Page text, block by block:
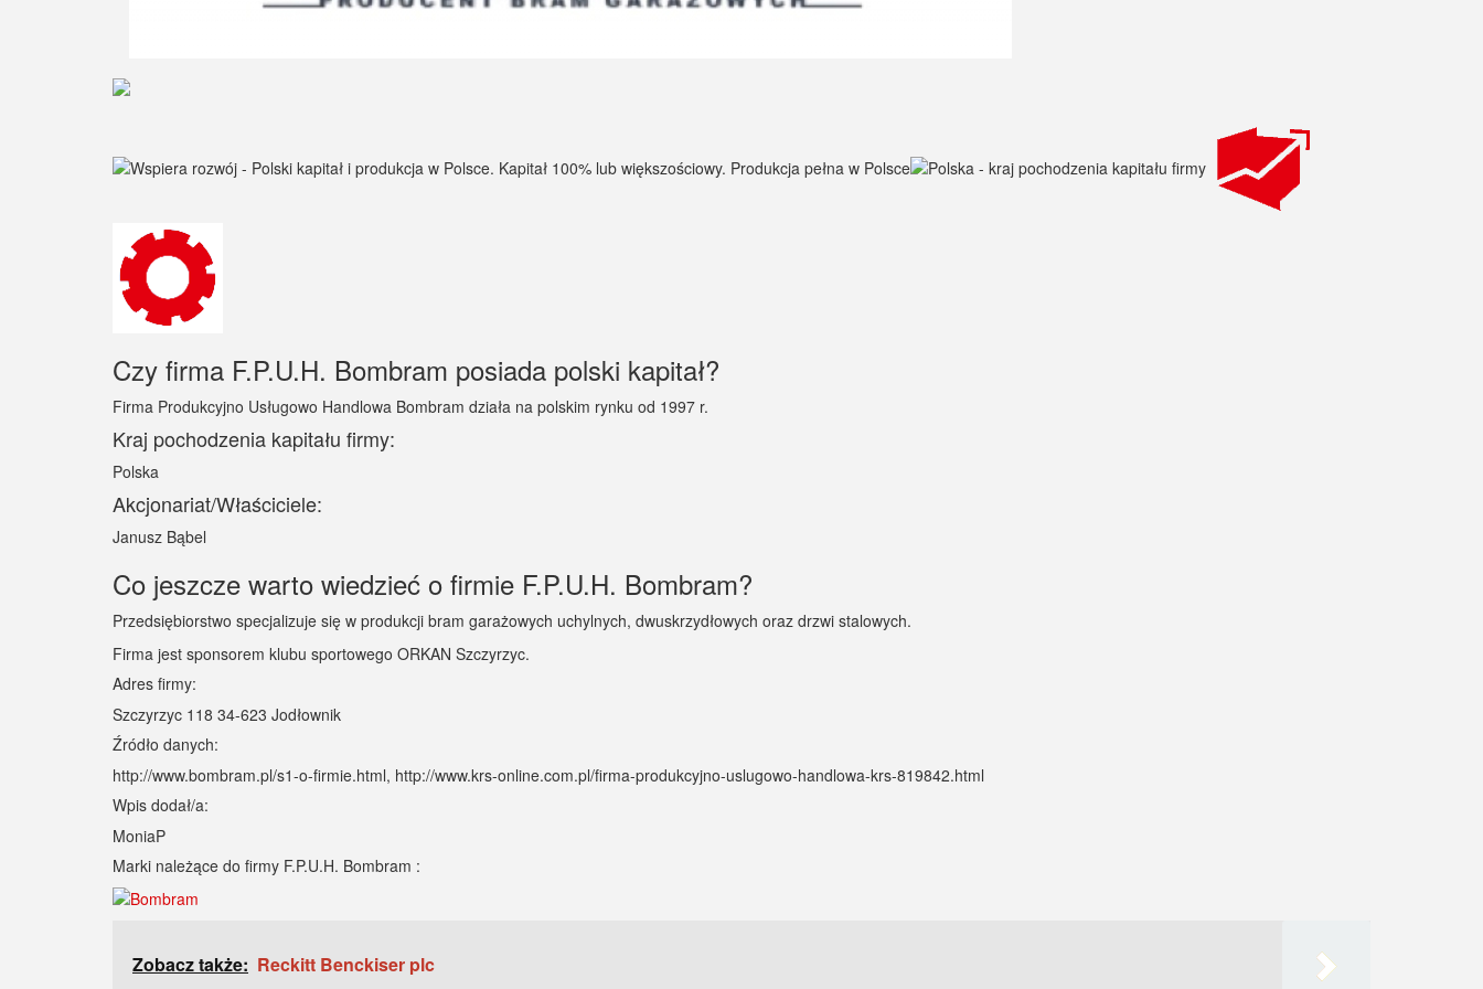
Czy firma F.P.U.H. Bombram posiada polski kapitał?
Firma Produkcyjno Usługowo Handlowa Bombram działa na polskim rynku od 1997 r.
Kraj pochodzenia kapitału firmy:
Polska
Akcjonariat/Właściciele:
Janusz Bąbel
Co jeszcze warto wiedzieć o firmie F.P.U.H. Bombram?
Przedsiębiorstwo specjalizuje się w produkcji bram garażowych uchylnych, dwuskrzydłowych oraz drzwi stalowych.
Firma jest sponsorem klubu sportowego ORKAN Szczyrzyc.
Adres firmy:
Szczyrzyc 118 34-623 Jodłownik
Źródło danych:
http://www.bombram.pl/s1-o-firmie.html, http://www.krs-online.com.pl/firma-produkcyjno-uslugowo-handlowa-krs-819842.html
Wpis dodał/a:
MoniaP
Marki należące do firmy F.P.U.H. Bombram :
Zobacz także: Reckitt Benckiser plc